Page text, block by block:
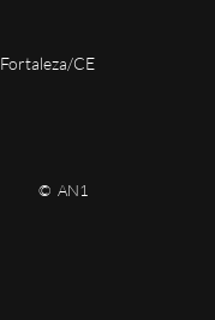
Fortaleza/CE
© AN1